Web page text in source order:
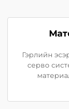
Гэрлийн
серво